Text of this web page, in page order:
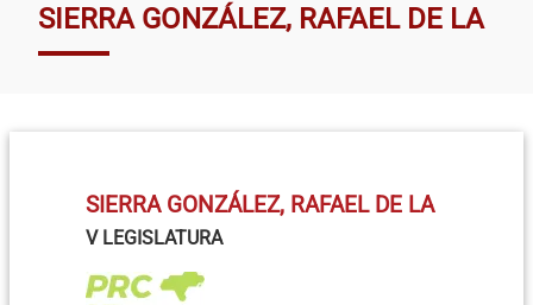
SIERRA GONZÁLEZ, RAFAEL DE LA
SIERRA GONZÁLEZ, RAFAEL DE LA
V LEGISLATURA